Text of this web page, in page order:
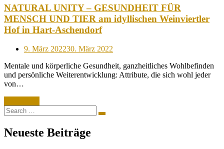
NATURAL UNITY – GESUNDHEIT FÜR
MENSCH UND TIER am idyllischen Weinviertler
Hof in Hart-Aschendorf
Posted
9. März 202230. März 2022
Mentale und körperliche Gesundheit, ganzheitliches Wohlbefinden
und persönliche Weiterentwicklung: Attribute, die sich wohl jeder
von…
Search
for:
Search
Neueste Beiträge